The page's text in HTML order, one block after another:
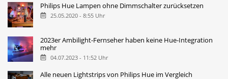
Philips Hue Lampen ohne Dimmschalter zurücksetzen
25.05.2020 - 8:55 Uhr
2023er Ambilight-Fernseher haben keine Hue-Integration
mehr
04.07.2023 - 11:52 Uhr
Alle neuen Lightstrips von Philips Hue im Vergleich